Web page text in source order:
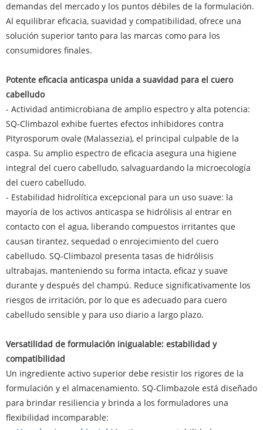
demandas del mercado y los puntos débiles de la formulación.
Al equilibrar eficacia, suavidad y compatibilidad, ofrece una
solución superior tanto para las marcas como para los
consumidores finales.
Potente eficacia anticaspa unida a suavidad para el cuero
cabelludo
- Actividad antimicrobiana de amplio espectro y alta potencia:
SQ-Climbazol exhibe fuertes efectos inhibidores contra
Pityrosporum ovale (Malassezia), el principal culpable de la
caspa. Su amplio espectro de eficacia asegura una higiene
integral del cuero cabelludo, salvaguardando la microecología
del cuero cabelludo.
- Estabilidad hidrolítica excepcional para un uso suave: la
mayoría de los activos anticaspa se hidrólisis al entrar en
contacto con el agua, liberando compuestos irritantes que
causan tirantez, sequedad o enrojecimiento del cuero
cabelludo. SQ-Climbazol presenta tasas de hidrólisis
ultrabajas, manteniendo su forma intacta, eficaz y suave
durante y después del champú. Reduce significativamente los
riesgos de irritación, por lo que es adecuado para cuero
cabelludo sensible y para uso diario a largo plazo.
Versatilidad de formulación inigualable: estabilidad y
compatibilidad
Un ingrediente activo superior debe resistir los rigores de la
formulación y el almacenamiento. SQ-Climbazole está diseñado
para brindar resiliencia y brinda a los formuladores una
flexibilidad incomparable: